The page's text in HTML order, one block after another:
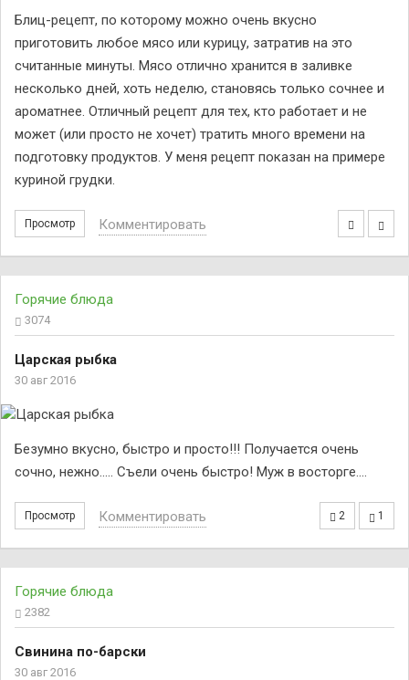
Блиц-рецепт, по которому можно очень вкусно
приготовить любое мясо или курицу, затратив на это
считанные минуты. Мясо отлично хранится в заливке
несколько дней, хоть неделю, становясь только сочнее и
ароматнее. Отличный рецепт для тех, кто работает и не
может (или просто не хочет) тратить много времени на
подготовку продуктов. У меня рецепт показан на примере
куриной грудки.
Просмотр Комментировать
Горячие блюда
3074
Царская рыбка
30 авг 2016
Безумно вкусно, быстро и просто!!! Получается очень
сочно, нежно..... Съели очень быстро! Муж в восторге....
Просмотр 2 1
Комментировать
Горячие блюда
2382
Свинина по-барски
30 авг 2016